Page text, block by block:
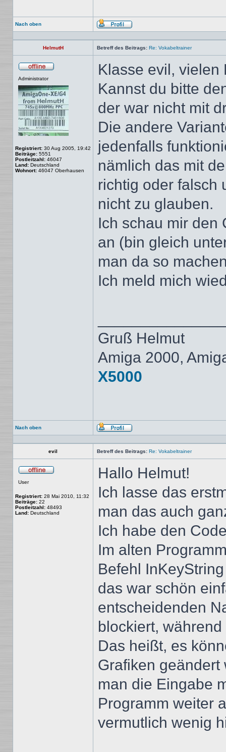
Nach oben
Profil
HelmutH Betreff des Beitrags: Re: Vokabeltrainer
Administrator
Registriert: 30 Aug 2005, 19:42
Beiträge: 5551
Postleitzahl: 46047
Land: Deutschland
Wohnort: 46047 Oberhausen
Klasse evil,
Kannst du bitte
der war nicht mit
Die andere
jedenfalls
nämlich das mit
richtig oder falsch
nicht zu glauben.
Ich schau mir den
an (bin gleich
man da so
Ich meld mich
Gruß Helmut
Amiga 2000,
X5000
Nach oben
Profil
evil Betreff des Beitrags: Re: Vokabeltrainer
User
Registriert: 28 Mai 2010, 11:32
Beiträge: 22
Postleitzahl: 48493
Land: Deutschland
Hallo Helmut!
Ich lasse das
man das auch
Ich habe den
Im alten
Befehl
das war schön
entscheidenden
blockiert,
Das heißt, es
Grafiken geändert
man die Eingabe
Programm weiter
vermutlich wenig